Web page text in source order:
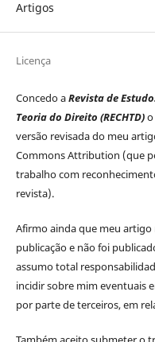
Artigos
Licença
Concedo aRevista de
Teoria do Direito (RECHTD)o
versão revisada do meu
Commons Attribution (que
trabalho com
revista).
Afirmo ainda que meu
publicação e não foi
assumo total
incidir sobre mim eventuais
por parte de terceiros, em